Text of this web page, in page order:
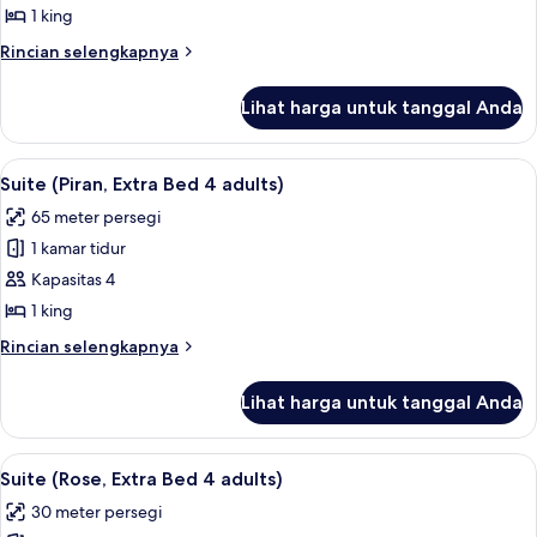
Child)
(Laguna,
Extra
Bed
adults)
1 king
Rincian selengkapnya
Rincian
Suite
(Laguna,
Extra
4
adults)
Lihat harga untuk tanggal Anda
Lihat
semua
foto
untuk
Suite
(Piran,
Extra
Bed
adults)
Seprai antialergi, minibar, brankas,
6
Suite (Piran, Extra Bed 4 adults)
65 meter persegi
1 kamar tidur
Kapasitas 4
1 king
Rincian selengkapnya
Rincian
Suite
(Piran,
Extra
4
Lihat harga untuk tanggal Anda
Lihat
semua
foto
Seprai antialergi, minibar, brankas,
4
Suite (Rose, Extra Bed 4 adults)
30 meter persegi